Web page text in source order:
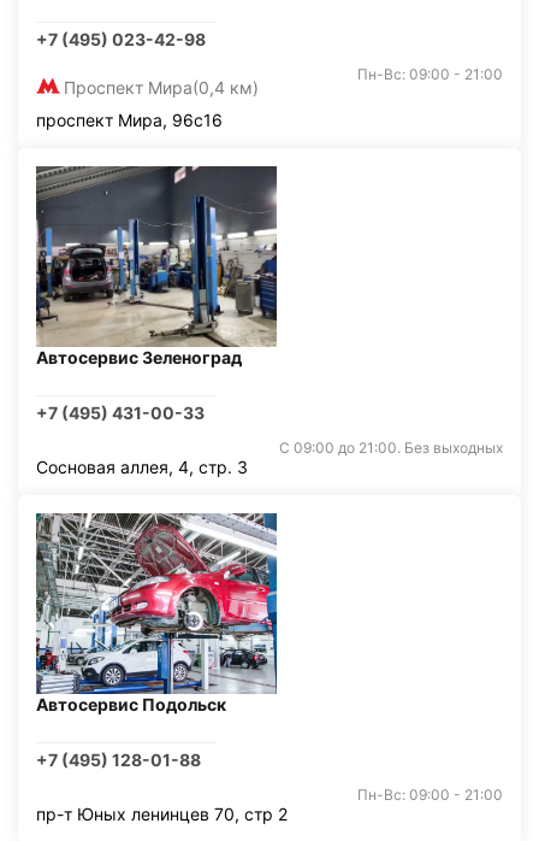
+7 (495) 023-42-98
Проспект Мира(0,4 км)
Пн-Вс: 09:00 - 21:00
проспект Мира, 96с16
Автосервис Зеленоград
+7 (495) 431-00-33
С 09:00 до 21:00. Без выходных
Сосновая аллея, 4, стр. 3
Автосервис Подольск
+7 (495) 128-01-88
Пн-Вс: 09:00 - 21:00
пр-т Юных ленинцев 70, стр 2